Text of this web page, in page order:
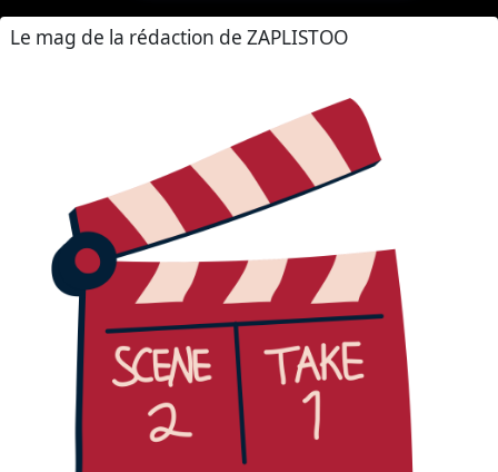
Le mag de la rédaction de ZAPLISTOO